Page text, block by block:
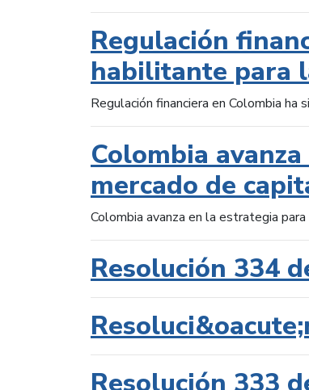
Regulación
habilitante para
Regulación financiera en Colombia
Colombia
mercado de
Colombia avanza en la estrategia
Resolución 334